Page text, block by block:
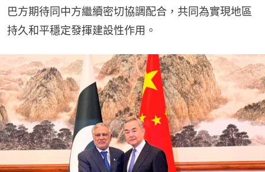
巴方期待同中方繼續密切協調配合，共同為實現地區
持久和平穩定發揮建設性作用。